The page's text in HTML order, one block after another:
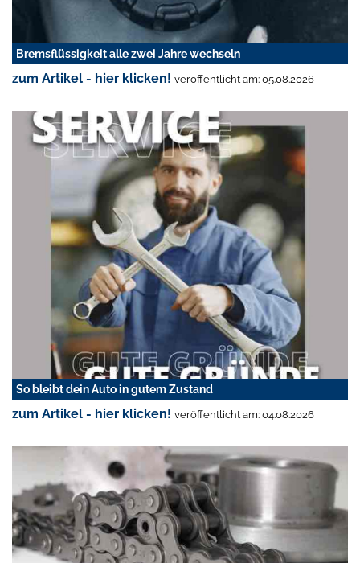
Bremsflüssigkeit alle zwei Jahre wechseln
zum Artikel - hier klicken! veröffentlicht am: 05.08.2026
So bleibt dein Auto in gutem Zustand
zum Artikel - hier klicken! veröffentlicht am: 04.08.2026